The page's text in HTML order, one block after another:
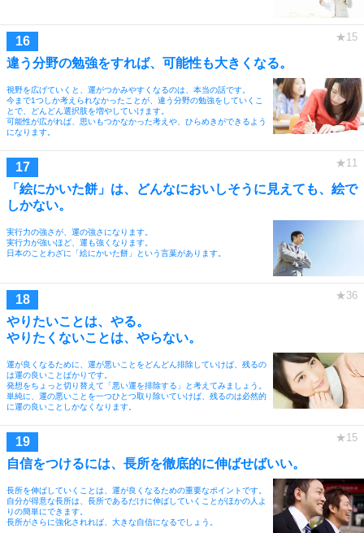
違う分野の勉強をすれば、可能性も大きくなる。
視野を広げていくと、運がつかみやすくなるのは、本当の話です。
今まで1つしか考えられなかったことが、違う分野の勉強をしていくこ
とで、どんどん選択肢を増やしていけます。
可能性が広がれば、思いもつかなかった考えや、ひらめきができるよう
になります。
「絵にかいた餅」は、どんなにおいしそうに見えても、絵で
しかない。
実行力の強さが、運の強さになります。
実行力が強いほど、運も強くなります。
日本のことわざに「絵にかいた餅」という言葉があります。
やりたいことは、やる。
やりたくないことは、やらない。
運が良くなるために、運が悪いことをどんどん排除していけば、残るの
は運の良いことばかりです。
発想をちょっと切り替えて「悪い運を排除する」と考えてみましょう。
単純に、運の悪いことを一つひとつ取り除いていけば、残るのは必然的
に運の良いことしかなくなります。
自信をつけるには、長所を徹底的に伸ばせばいい。
長所を伸ばしていくことは、運が良くなるための重要なポイントです。
自分が得意な長所は、長所であるだけに伸ばしていくことがほかの人よ
りの簡単にできます。
長所がさらに強化されれば、大きな自信になるでしょう。